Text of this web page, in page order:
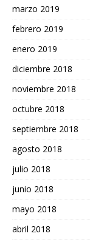
marzo 2019
febrero 2019
enero 2019
diciembre 2018
noviembre 2018
octubre 2018
septiembre 2018
agosto 2018
julio 2018
junio 2018
mayo 2018
abril 2018